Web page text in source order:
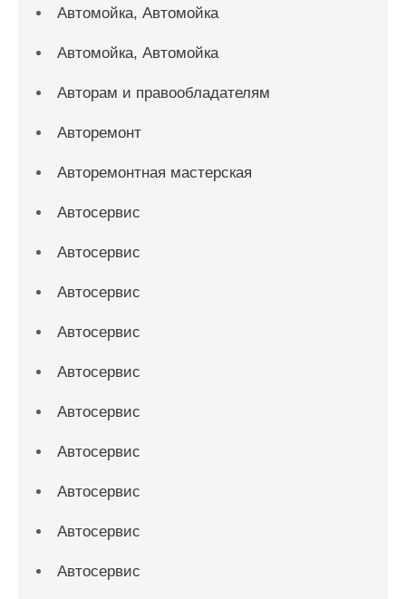
Автомойка, Автомойка
Автомойка, Автомойка
Авторам и правообладателям
Авторемонт
Авторемонтная мастерская
Автосервис
Автосервис
Автосервис
Автосервис
Автосервис
Автосервис
Автосервис
Автосервис
Автосервис
Автосервис